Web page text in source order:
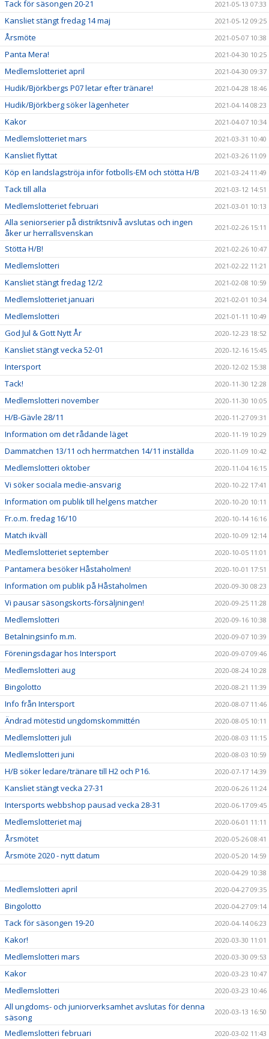
Tack för säsongen 20-21 2021-05-13 07:33
Kansliet stängt fredag 14 maj 2021-05-12 09:25
Årsmöte 2021-05-07 10:38
Panta Mera! 2021-04-30 10:25
Medlemslotteriet april 2021-04-30 09:37
Hudik/Björkbergs P07 letar efter tränare! 2021-04-28 18:46
Hudik/Björkberg söker lägenheter 2021-04-14 08:23
Kakor 2021-04-07 10:34
Medlemslotteriet mars 2021-03-31 10:40
Kansliet flyttat 2021-03-26 11:09
Köp en landslagströja inför fotbolls-EM och stötta H/B 2021-03-24 11:49
Tack till alla 2021-03-12 14:51
Medlemslotteriet februari 2021-03-01 10:13
Alla seniorserier på distriktsnivå avslutas och ingen
åker ur herrallsvenskan
2021-02-26 15:11
Stötta H/B! 2021-02-26 10:47
Medlemslotteri 2021-02-22 11:21
Kansliet stängt fredag 12/2 2021-02-08 10:59
Medlemslotteriet januari 2021-02-01 10:34
Medlemslotteri 2021-01-11 10:49
God Jul & Gott Nytt År 2020-12-23 18:52
Kansliet stängt vecka 52-01 2020-12-16 15:45
Intersport 2020-12-02 15:38
Tack! 2020-11-30 12:28
Medlemslotteri november 2020-11-30 10:05
H/B-Gävle 28/11 2020-11-27 09:31
Information om det rådande läget 2020-11-19 10:29
Dammatchen 13/11 och herrmatchen 14/11 inställda 2020-11-09 10:42
Medlemslotteri oktober 2020-11-04 16:15
Vi söker sociala medie-ansvarig 2020-10-22 17:41
Information om publik till helgens matcher 2020-10-20 10:11
Fr.o.m. fredag 16/10 2020-10-14 16:16
Match ikväll 2020-10-09 12:14
Medlemslotteriet september 2020-10-05 11:01
Pantamera besöker Håstaholmen! 2020-10-01 17:51
Information om publik på Håstaholmen 2020-09-30 08:23
Vi pausar säsongskorts-försäljningen! 2020-09-25 11:28
Medlemslotteri 2020-09-16 10:38
Betalningsinfo m.m. 2020-09-07 10:39
Föreningsdagar hos Intersport 2020-09-07 09:46
Medlemslotteri aug 2020-08-24 10:28
Bingolotto 2020-08-21 11:39
Info från Intersport 2020-08-07 11:46
Ändrad mötestid ungdomskommittén 2020-08-05 10:11
Medlemslotteri juli 2020-08-03 11:15
Medlemslotteri juni 2020-08-03 10:59
H/B söker ledare/tränare till H2 och P16. 2020-07-17 14:39
Kansliet stängt vecka 27-31 2020-06-26 11:24
Intersports webbshop pausad vecka 28-31 2020-06-17 09:45
Medlemslotteriet maj 2020-06-01 11:11
Årsmötet 2020-05-26 08:41
Årsmöte 2020 - nytt datum
2020-05-20 14:59
2020-04-29 10:38
Medlemslotteri april 2020-04-27 09:35
Bingolotto 2020-04-27 09:14
Tack för säsongen 19-20 2020-04-14 06:23
Kakor! 2020-03-30 11:01
Medlemslotteri mars 2020-03-30 09:53
Kakor 2020-03-23 10:47
Medlemslotteri 2020-03-23 10:46
All ungdoms- och juniorverksamhet avslutas för denna
säsong
2020-03-13 16:50
Medlemslotteri februari 2020-03-02 11:43